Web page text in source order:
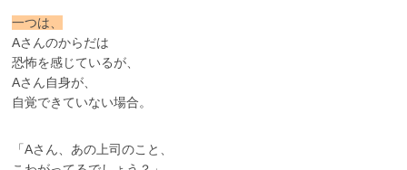
一つは、
Aさんのからだは
恐怖を感じているが、
Aさん自身が、
自覚できていない場合。
「Aさん、あの上司のこと、